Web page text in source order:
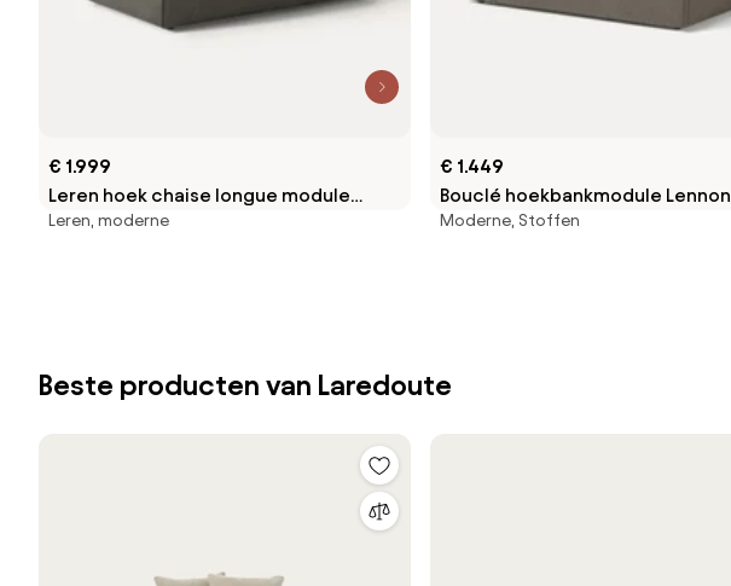
€ 1.999
Leren hoek chaise longue module
Lennon
Leren, moderne
€ 1.449
Bouclé hoekbankmodule Lennon
Moderne, Stoffen
Beste producten van Laredoute